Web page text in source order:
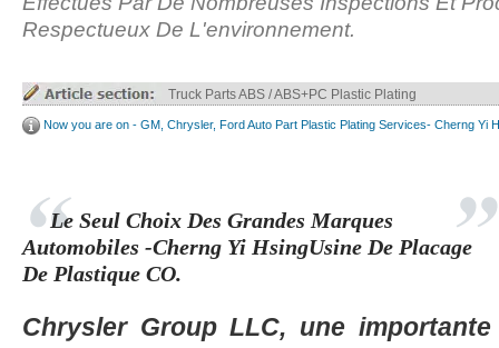
Respectueux De L'environnement.
Truck Parts ABS / ABS+PC Plastic Plating
Now you are on - GM, Chrysler, Ford Auto Part Plastic Plating Services- Cherng Yi
Le Seul Choix Des Grandes Marques
Automobiles -Cherng Yi HsingUsine De Placage
De Plastique CO.
Chrysler Group LLC, une